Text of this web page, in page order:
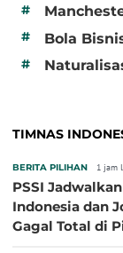
#
# Bola
#
TIMNAS
BERITA PILIHAN 1 jam
PSSI
Indonesia dan
Gagal Total di